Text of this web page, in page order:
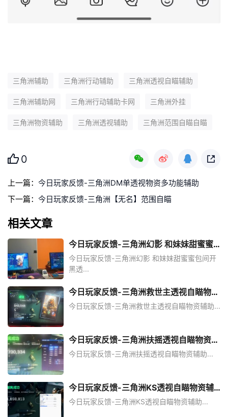
三角洲辅助 三角洲行动辅助 三角洲透视自瞄辅助
三角洲辅助网 三角洲行动辅助卡网 三角洲外挂
三角洲物资辅助 三角洲透视辅助 三角洲范围自瞄自瞄
0
上一篇： 今日玩家反馈-三角洲DM单透视物资多功能辅助
下一篇： 今日玩家反馈-三角洲【无名】范围自瞄
相关文章
今日玩家反馈-三角洲幻影 和妹妹甜蜜蜜
包间开黑透
今日玩家反馈-三角洲幻影 和妹妹甜蜜蜜包间开
黑透...
今日玩家反馈-三角洲救世主透视自瞄物资
辅助
今日玩家反馈-三角洲救世主透视自瞄物资辅助...
今日玩家反馈-三角洲扶摇透视自瞄物资辅
助
今日玩家反馈-三角洲扶摇透视自瞄物资辅助...
今日玩家反馈-三角洲KS透视自瞄物资辅
助
今日玩家反馈-三角洲KS透视自瞄物资辅助...